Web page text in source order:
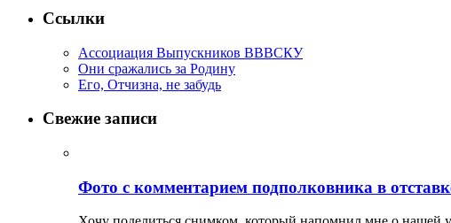
Ссылки
Ассоциация Выпускников ВВВСКУ
Они сражались за Родину
Его, Отчизна, не забудь
Свежие записи
Фото с комментарием подполковника в